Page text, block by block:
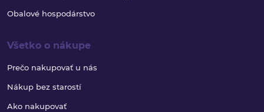
Obalové hospodárstvo
Všetko o nákupe
Prečo nakupovať u nás
Nákup bez starostí
Ako nakupovať